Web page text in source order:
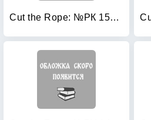
Cut the Rope: №РК 15025. Волшебная раскраска